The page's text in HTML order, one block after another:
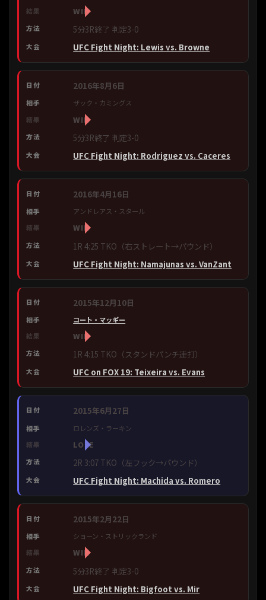
WIN
5分3R終了 判定3-0
UFC Fight Night: Lewis vs. Browne
2016年8月6日
ザック・カミングス
WIN
5分3R終了 判定3-0
UFC Fight Night: Rodriguez vs. Caceres
2016年4月16日
アンドレアス・スタール
WIN
1R 4:25 TKO（右ストレート→パウンド）
UFC Fight Night: Namajunas vs. VanZant
2015年12月10日
コート・マッギー
WIN
1R 4:15 TKO（スタンドパンチ連打）
UFC on FOX 19: Teixeira vs. Evans
2015年6月27日
ロレンズ・ラーキン
LOSE
2R 3:07 TKO（左フック→パウンド）
UFC Fight Night: Machida vs. Romero
2015年2月22日
ショーン・ストリックランド
WIN
5分3R終了 判定3-0
UFC Fight Night: Bigfoot vs. Mir